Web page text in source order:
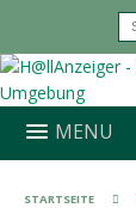
MENU
STARTSEITE